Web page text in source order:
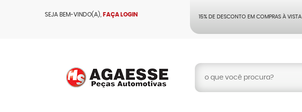
SEJA BEM-VINDO(A), FAÇA LOGIN 15% DE DESCONTO EM COMPRAS À VISTA